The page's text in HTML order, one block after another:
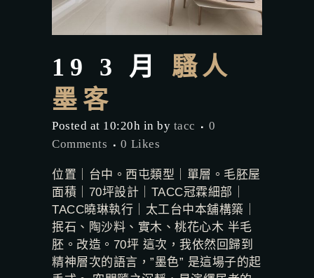
19 3 月
騷人
墨客
Posted at 10:20h in by tacc
0
Comments
0 Likes
位置｜台中。西屯類型｜單層。毛胚屋
面積｜70坪設計｜TACC冠霖細部｜
TACC曉琳執行｜太工台中本舖構築｜
抿石、陶沙料、實木、桃花心木 半毛
胚。改造。70坪 這次，我依然回歸到
精神層次的語言，”墨色” 是這場子的起